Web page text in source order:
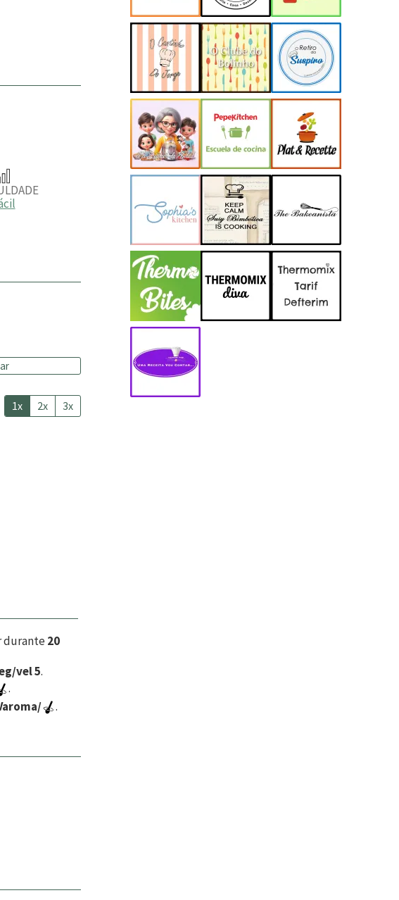
1x 2x 3x
durante20
vel 5.
.
.